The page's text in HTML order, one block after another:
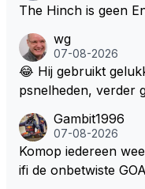
The Hinch is geen
wg
07-08-2026
😂 Hij gebruikt
psnelheden, verder
een bocht zegt
eeft hij sowieso
Gambit1996
07-08-2026
Komop iedereen
ifi de onbetwiste